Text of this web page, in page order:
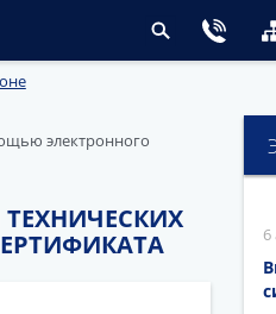
электронного
6